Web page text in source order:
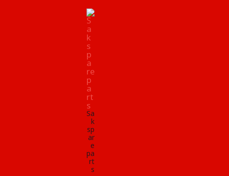
Sa
k
sp
ar
e
pa
rt
s